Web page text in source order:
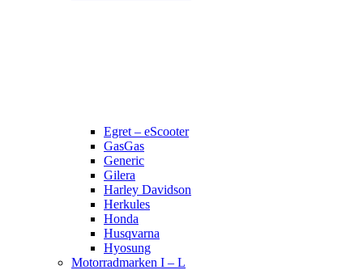
Egret – eScooter
GasGas
Generic
Gilera
Harley Davidson
Herkules
Honda
Husqvarna
Hyosung
Motorradmarken I – L